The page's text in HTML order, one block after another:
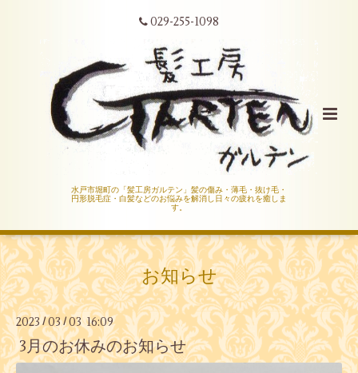
029-255-1098
水戸市堀町の「髪工房ガルテン」髪の傷み・薄毛・抜け毛・
円形脱毛症・白髪などのお悩みを解消し日々の疲れを癒しま
す。
お知らせ
2023/ 03/ 03 16:09
3月のお休みのお知らせ